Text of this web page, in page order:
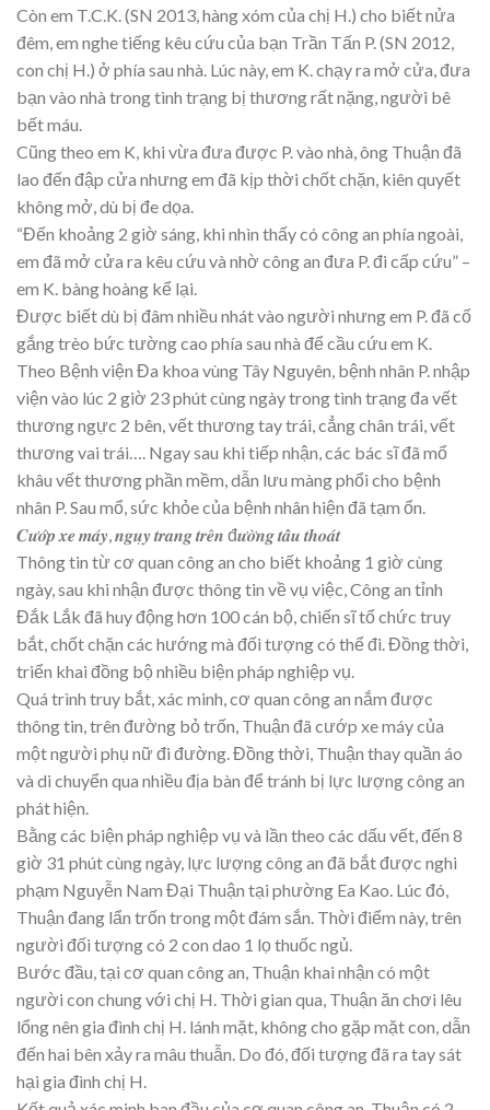
Còn em T.C.K. (SN 2013, hàng xóm của chị H.) cho biết nửa
đêm, em nghe tiếng kêu cứu của bạn Trần Tấn P. (SN 2012,
con chị H.) ở phía sau nhà. Lúc này, em K. chạy ra mở cửa, đưa
bạn vào nhà trong tình trạng bị thương rất nặng, người bê
bết máu.
Cũng theo em K, khi vừa đưa được P. vào nhà, ông Thuận đã
lao đến đập cửa nhưng em đã kịp thời chốt chặn, kiên quyết
không mở, dù bị đe dọa.
“Đến khoảng 2 giờ sáng, khi nhìn thấy có công an phía ngoài,
em đã mở cửa ra kêu cứu và nhờ công an đưa P. đi cấp cứu” –
em K. bàng hoàng kể lại.
Được biết dù bị đâm nhiều nhát vào người nhưng em P. đã cố
gắng trèo bức tường cao phía sau nhà để cầu cứu em K.
Theo Bệnh viện Đa khoa vùng Tây Nguyên, bệnh nhân P. nhập
viện vào lúc 2 giờ 23 phút cùng ngày trong tình trạng đa vết
thương ngực 2 bên, vết thương tay trái, cẳng chân trái, vết
thương vai trái…. Ngay sau khi tiếp nhận, các bác sĩ đã mổ
khâu vết thương phần mềm, dẫn lưu màng phổi cho bệnh
nhân P. Sau mổ, sức khỏe của bệnh nhân hiện đã tạm ổn.
𝑪𝒖̛𝒐̛́𝒑 𝒙𝒆 𝒎𝒂́𝒚, 𝒏𝒈𝒖̣𝒚 𝒕𝒓𝒂𝒏𝒈 𝒕𝒓𝒆̂𝒏 đ𝒖̛𝒐̛̀𝒏𝒈 𝒕𝒂̂̉𝒖 𝒕𝒉𝒐𝒂́𝒕
Thông tin từ cơ quan công an cho biết khoảng 1 giờ cùng
ngày, sau khi nhận được thông tin về vụ việc, Công an tỉnh
Đắk Lắk đã huy động hơn 100 cán bộ, chiến sĩ tổ chức truy
bắt, chốt chặn các hướng mà đối tượng có thể đi. Đồng thời,
triển khai đồng bộ nhiều biện pháp nghiệp vụ.
Quá trình truy bắt, xác minh, cơ quan công an nắm được
thông tin, trên đường bỏ trốn, Thuận đã cướp xe máy của
một người phụ nữ đi đường. Đồng thời, Thuận thay quần áo
và di chuyển qua nhiều địa bàn để tránh bị lực lượng công an
phát hiện.
Bằng các biện pháp nghiệp vụ và lần theo các dấu vết, đến 8
giờ 31 phút cùng ngày, lực lượng công an đã bắt được nghi
phạm Nguyễn Nam Đại Thuận tại phường Ea Kao. Lúc đó,
Thuận đang lẩn trốn trong một đám sắn. Thời điểm này, trên
người đối tượng có 2 con dao 1 lọ thuốc ngủ.
Bước đầu, tại cơ quan công an, Thuận khai nhận có một
người con chung với chị H. Thời gian qua, Thuận ăn chơi lêu
lổng nên gia đình chị H. lánh mặt, không cho gặp mặt con, dẫn
đến hai bên xảy ra mâu thuẫn. Do đó, đối tượng đã ra tay sát
hại gia đình chị H.